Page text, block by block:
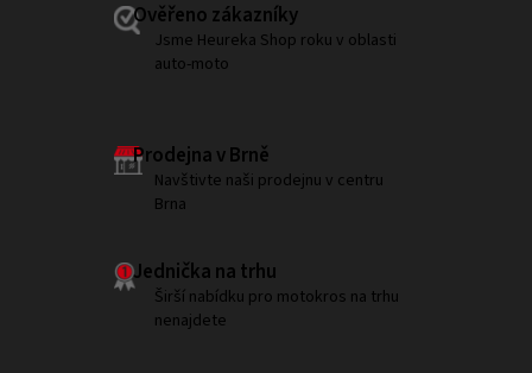
Ověřeno zákazníky
Jsme Heureka Shop roku v oblasti
auto-moto
Prodejna v Brně
Navštivte naši prodejnu v centru
Brna
Jednička na trhu
Širší nabídku pro motokros na trhu
nenajdete